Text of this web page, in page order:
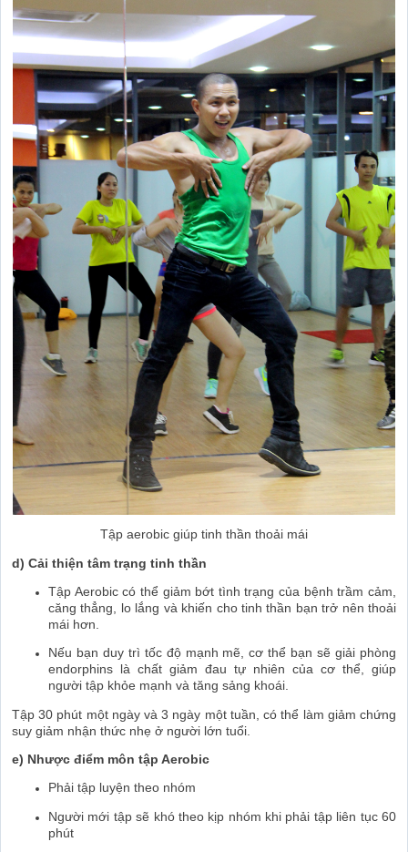
Tập aerobic giúp tinh thần thoải mái
d) Cải thiện tâm trạng tinh thần
Tập Aerobic có thể giảm bớt tình trạng của bệnh trầm cảm,
căng thẳng, lo lắng và khiến cho tinh thần bạn trở nên thoải
mái hơn.
Nếu bạn duy trì tốc độ mạnh mẽ, cơ thể bạn sẽ giải phòng
endorphins là chất giảm đau tự nhiên của cơ thể, giúp
người tập khỏe mạnh và tăng sảng khoái.
Tập 30 phút một ngày và 3 ngày một tuần, có thể làm giảm chứng
suy giảm nhận thức nhẹ ở người lớn tuổi.
e) Nhược điểm môn tập Aerobic
Phải tập luyện theo nhóm
Người mới tập sẽ khó theo kịp nhóm khi phải tập liên tục 60
phút